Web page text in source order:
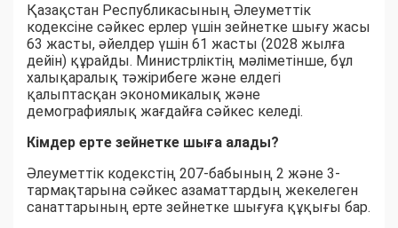
Қазақстан Республикасының Әлеуметтік
кодексіне сәйкес ерлер үшін зейнетке шығу жасы
63 жасты, әйелдер үшін 61 жасты (2028 жылға
дейін) құрайды. Министрліктің мәліметінше, бұл
халықаралық тәжірибеге және елдегі
қалыптасқан экономикалық және
демографиялық жағдайға сәйкес келеді.
Кімдер ерте зейнетке шыға алады?
Әлеуметтік кодекстің 207-бабының 2 және 3-
тармақтарына сәйкес азаматтардың жекелеген
санаттарының ерте зейнетке шығуға құқығы бар.